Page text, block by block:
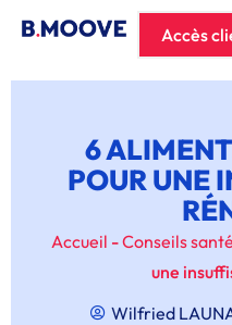
Accès
6
POUR UNE
Accueil -Conseils santé
une
Wilfried